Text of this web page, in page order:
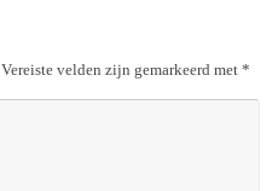
Vereiste velden zijn gemarkeerd met *